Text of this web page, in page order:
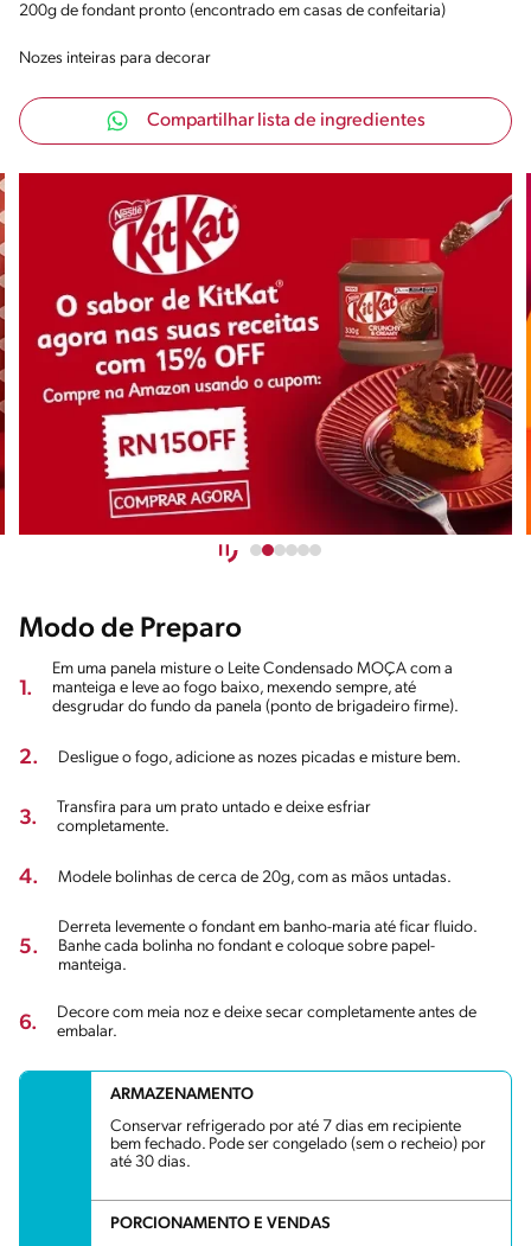
200g de fondant pronto (encontrado em casas de confeitaria)
Nozes inteiras para decorar
Compartilhar lista de ingredientes
Modo de Preparo
1.
Em uma panela misture o Leite Condensado MOÇA com a
manteiga e leve ao fogo baixo, mexendo sempre, até
desgrudar do fundo da panela (ponto de brigadeiro firme).
2. Desligue o fogo, adicione as nozes picadas e misture bem.
3.
Transfira para um prato untado e deixe esfriar
completamente.
4. Modele bolinhas de cerca de 20g, com as mãos untadas.
5.
Derreta levemente o fondant em banho-maria até ficar fluido.
Banhe cada bolinha no fondant e coloque sobre papel-
manteiga.
6.
Decore com meia noz e deixe secar completamente antes de
embalar.
ARMAZENAMENTO
Conservar refrigerado por até 7 dias em recipiente
bem fechado. Pode ser congelado (sem o recheio) por
até 30 dias.
PORCIONAMENTO E VENDAS